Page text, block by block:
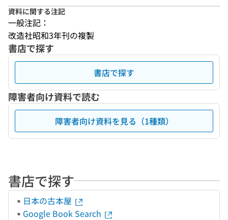
資料に関する注記
一般注記：
改造社昭和3年刊の複製
書店で探す
書店で探す
障害者向け資料で読む
障害者向け資料を見る（1種類）
書店で探す
日本の古本屋
Google Book Search